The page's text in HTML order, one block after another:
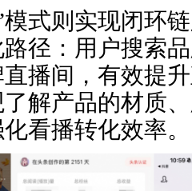
模式则实现闭环
径：用户搜索
播间，有效提
解产品的材质
看播转化效率。